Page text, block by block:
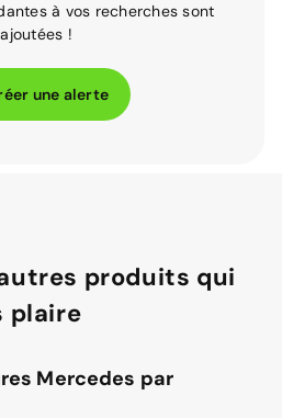
à vos recherches sont
ajoutées !
une alerte
produits qui
plaire
Mercedes par